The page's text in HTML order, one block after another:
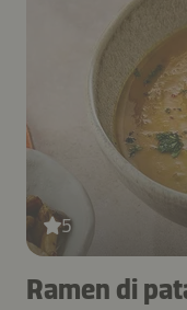
5
Ramen di